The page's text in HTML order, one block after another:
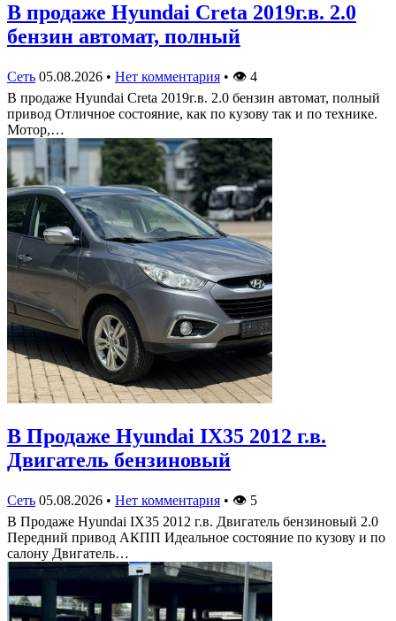
В продаже Hyundai Creta 2019г.в. 2.0
бензин автомат, полный
Сеть 05.08.2026 • Нет комментария • 👁 4
В продаже Hyundai Creta 2019г.в. 2.0 бензин автомат, полный
привод Отличное состояние, как по кузову так и по технике.
Мотор,…
В Продаже Hyundai IX35 2012 г.в.
Двигатель бензиновый
Сеть 05.08.2026 • Нет комментария • 👁 5
В Продаже Hyundai IX35 2012 г.в. Двигатель бензиновый 2.0
Передний привод АКПП Идеальное состояние по кузову и по
салону Двигатель…